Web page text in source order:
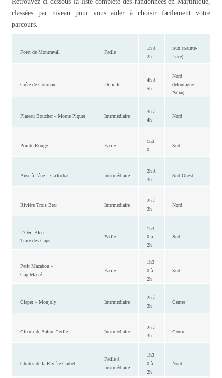
Retrouvez ci-dessous la liste complète des randonnées en Martinique,
classées par niveau pour vous aider à choisir facilement votre
parcours.
Forêt de Montravail Facile
1h à
2h
Sud (Sainte-
Luce)
Crête de Cournan Difficile
4h à
5h
Nord
(Montagne
Pelée)
Plateau Boucher – Morne Piquet Intermédiaire
3h à
4h
Nord
Pointe Rouge Facile
1h3
0
Sud
Anse à l’âne – Gallochat Intermédiaire
2h à
3h
Sud-Ouest
Rivière Trois Bras Intermédiaire
2h à
3h
Nord
L’Oeil Bleu –
Trace des Caps
Facile
1h3
0 à
2h
Sud
Petit Macabou –
Cap Macré
Facile
1h3
0 à
2h
Sud
Clapet – Monjoly Intermédiaire
2h à
3h
Centre
Circuit de Sainte-Cécile Intermédiaire
2h à
3h
Centre
Chutes de la Rivière Carbet
Facile à
intermédiaire
1h3
0 à
2h
Nord